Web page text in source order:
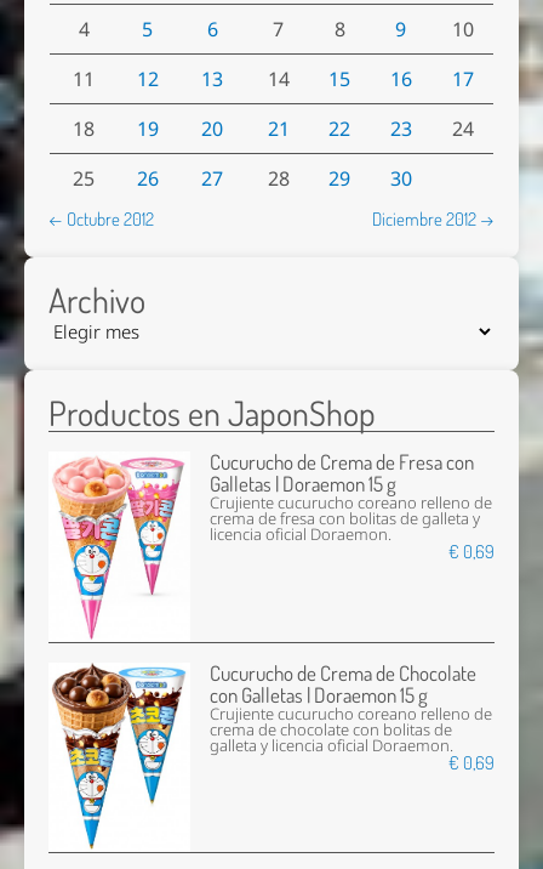
4 5 6 7 8 9
10
11
12 13 14 15 16
17
18
19 20 21 22 23
24
25
26 27 28 29 30
← Octubre 2012 Diciembre 2012 →
Archivo
Productos en JaponShop
Cucurucho de Crema de Fresa con
Galletas | Doraemon 15 g
Crujiente cucurucho coreano relleno de
crema de fresa con bolitas de galleta y
licencia oficial Doraemon.
€ 0,69
Cucurucho de Crema de Chocolate
con Galletas | Doraemon 15 g
Crujiente cucurucho coreano relleno de
crema de chocolate con bolitas de
galleta y licencia oficial Doraemon.
€ 0,69